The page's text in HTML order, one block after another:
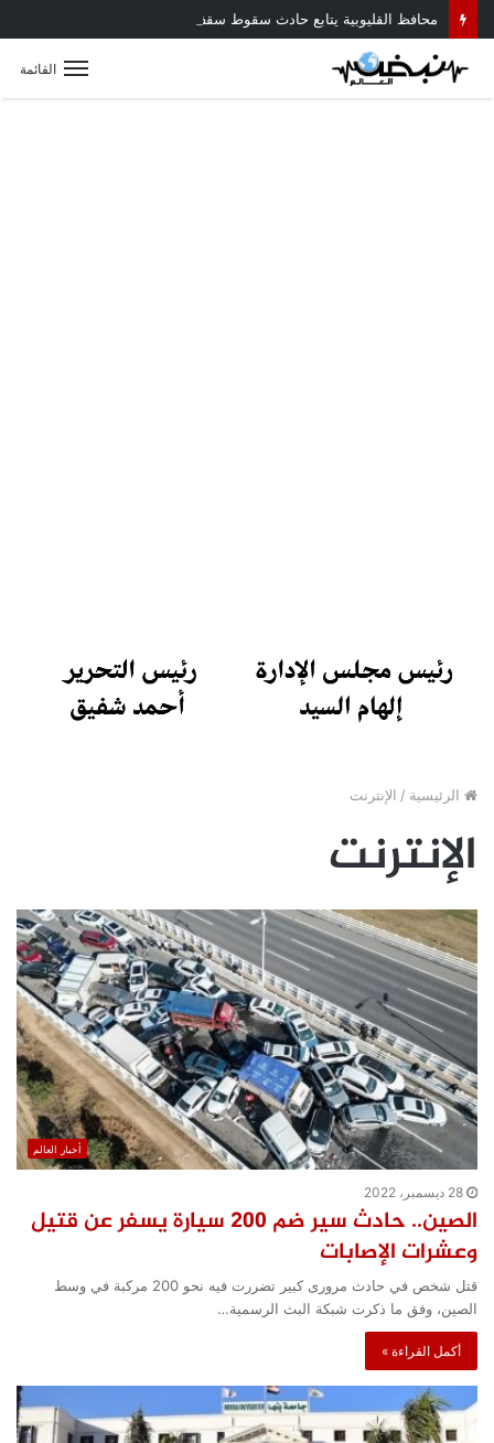
القائمة
الرئيسية / الإنترنت
الإنترنت
أخبار العالم
28 ديسمبر، 2022
الصين.. حادث سير ضم 200 سيارة يسفر عن قتيل
وعشرات الإصابات
قتل شخص في حادث مرورى كبير تضررت فيه نحو 200 مركبة في وسط
الصين، وفق ما ذكرت شبكة البث الرسمية…
أكمل القراءة »